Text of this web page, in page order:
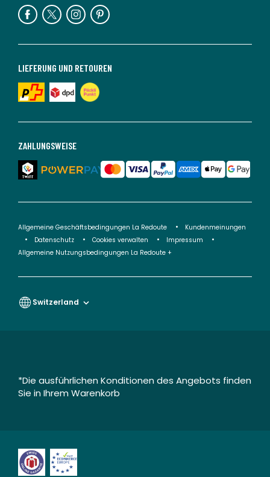
ZAHLUNGSWEISE
LIEFERUNG UND RETOUREN
Allgemeine Geschäftsbedingungen La Redoute
Kundenmeinungen
Datenschutz
Cookies verwalten
Impressum
Allgemeine Nutzungsbedingungen La Redoute +
Switzerland
*Die ausführlichen Konditionen des Angebots finden
Sie in Ihrem Warenkorb